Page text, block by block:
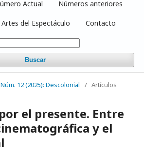
Actual Números anteriores
del Espectáculo Contacto
Buscar
Núm. 12 (2025): Descolonial / Artículos
el presente. Entre
y el